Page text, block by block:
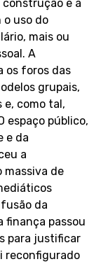
e a
o uso do
mais ou
A
os foros das
grupais,
e, como tal,
espaço público,
e da
a
massiva de
da
finança passou
para justificar
reconfigurado